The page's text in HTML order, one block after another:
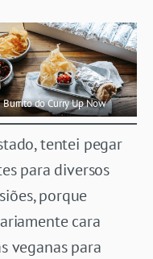
Burrito do Curry Up Now
tentei pegar
para diversos
porque
cara
veganas para